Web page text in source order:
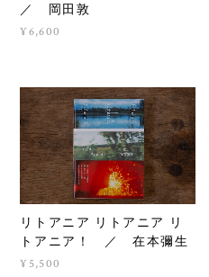
／ 岡田敦
¥6,600
リトアニア リトアニア リ
トアニア！ ／ 在本彌生
¥5,500